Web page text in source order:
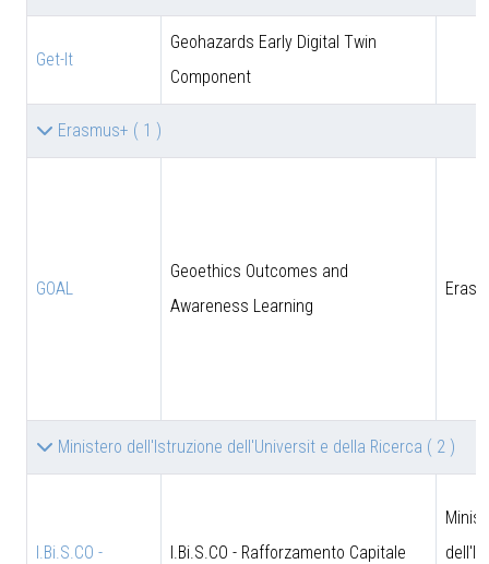
Get-It
Geohazards Early Digital Twin
Component
Erasmus+ ( 1 )
GOAL
Geoethics Outcomes and
Awareness Learning
Ministero dell'Istruzione dell'Universit e della Ricerca ( 2 )
I.Bi.S.CO -
I.Bi.S.CO - Rafforzamento Capitale